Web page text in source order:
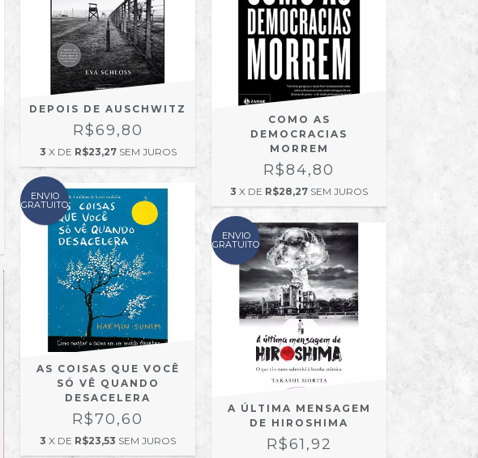
DEPOIS DE AUSCHWITZ
R$69,80
3 X DE R$23,27 SEM JUROS
COMO AS
DEMOCRACIAS
MORREM
R$84,80
3 X DE R$28,27 SEM JUROS
ENVIO
GRATUITO
AS COISAS QUE VOCÊ
SÓ VÊ QUANDO
DESACELERA
R$70,60
3 X DE R$23,53 SEM JUROS
ENVIO
GRATUITO
A ÚLTIMA MENSAGEM
DE HIROSHIMA
R$61,92